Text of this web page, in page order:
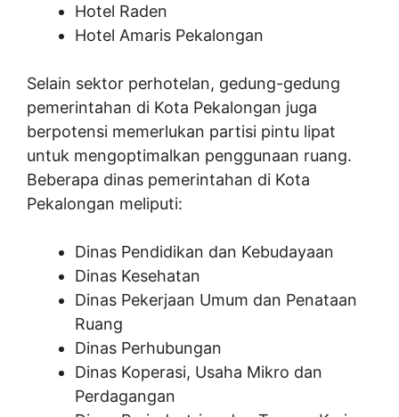
Hotel Raden
Hotel Amaris Pekalongan
Selain sektor perhotelan, gedung-gedung
pemerintahan di Kota Pekalongan juga
berpotensi memerlukan partisi pintu lipat
untuk mengoptimalkan penggunaan ruang.
Beberapa dinas pemerintahan di Kota
Pekalongan meliputi:
Dinas Pendidikan dan Kebudayaan
Dinas Kesehatan
Dinas Pekerjaan Umum dan Penataan
Ruang
Dinas Perhubungan
Dinas Koperasi, Usaha Mikro dan
Perdagangan